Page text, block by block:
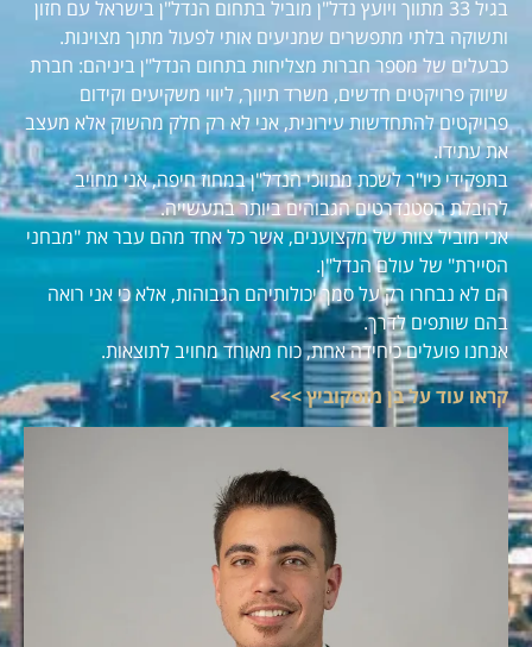
בגיל 33 מתווך ויועץ נדל"ן מוביל בתחום הנדל"ן בישראל עם חזון
ותשוקה בלתי מתפשרים שמניעים אותי לפעול מתוך מצוינות.
כבעלים של מספר חברות מצליחות בתחום הנדל"ן ביניהם: חברת
שיווק פרויקטים חדשים, משרד תיווך, ליווי משקיעים וקידום
פרויקטים להתחדשות עירונית, אני לא רק חלק מהשוק אלא מעצב
את עתידו.
בתפקידי כיו"ר לשכת מתווכי הנדל"ן במחוז חיפה, אני מחויב
להובלת הסטנדרטים הגבוהים ביותר בתעשייה.
אני מוביל צוות של מקצוענים, אשר כל אחד מהם עבר את "מבחני
הסיירת" של עולם הנדל"ן.
הם לא נבחרו רק על סמך יכולותיהם הגבוהות, אלא כי אני רואה
בהם שותפים לדרך.
אנחנו פועלים כיחידה אחת, כוח מאוחד מחויב לתוצאות.
קראו עוד על בן מוסקוביץ >>>